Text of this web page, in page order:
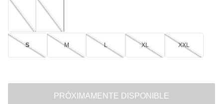
S M L XL XXL
PRÓXIMAMENTE DISPONIBLE